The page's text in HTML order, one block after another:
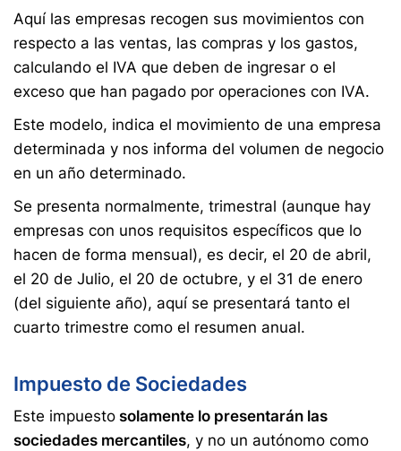
Aquí las empresas recogen sus movimientos con
respecto a las ventas, las compras y los gastos,
calculando el IVA que deben de ingresar o el
exceso que han pagado por operaciones con IVA.
Este modelo, indica el movimiento de una empresa
determinada y nos informa del volumen de negocio
en un año determinado.
Se presenta normalmente, trimestral (aunque hay
empresas con unos requisitos específicos que lo
hacen de forma mensual), es decir, el 20 de abril,
el 20 de Julio, el 20 de octubre, y el 31 de enero
(del siguiente año), aquí se presentará tanto el
cuarto trimestre como el resumen anual.
Impuesto de Sociedades
Este impuesto solamente lo presentarán las
sociedades mercantiles, y no un autónomo como